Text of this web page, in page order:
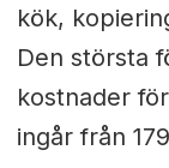
kök,
Den största
kostnader
ingår från